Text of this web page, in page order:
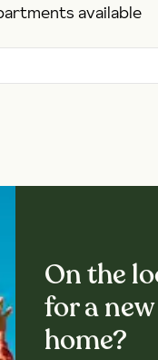
available
On the
for a new
home?